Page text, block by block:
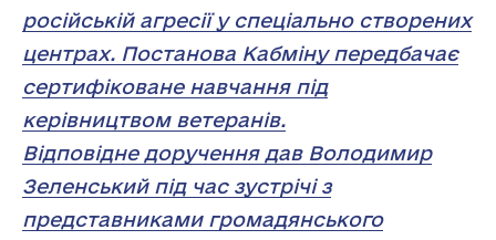
російській агресії у спеціально створених
центрах. Постанова Кабміну передбачає
сертифіковане навчання під
керівництвом ветеранів.
Відповідне доручення дав Володимир
Зеленський під час зустрічі з
представниками громадянського